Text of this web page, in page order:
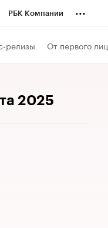
РБК Компании ...
релизы От первого
2025